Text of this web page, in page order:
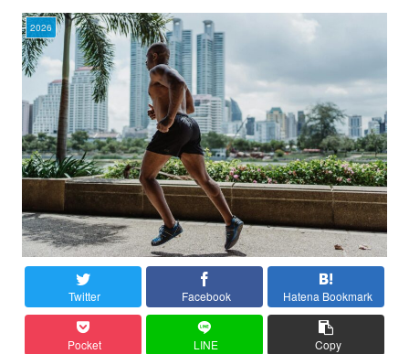
2026
Twitter Facebook Hatena Bookmark
Pocket LINE Copy